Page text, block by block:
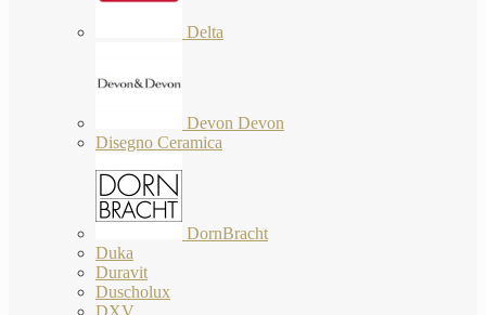
Delta
Devon Devon
Disegno Ceramica
DornBracht
Duka
Duravit
Duscholux